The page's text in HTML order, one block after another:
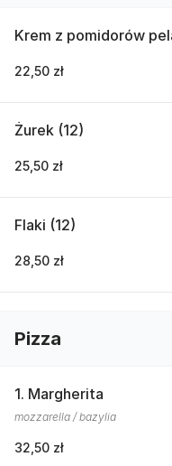
Krem z pomidorów
22,50 zł
Żurek (12)
25,50 zł
Flaki (12)
28,50 zł
Pizza
1. Margherita
mozzarella / bazylia
32,50 zł